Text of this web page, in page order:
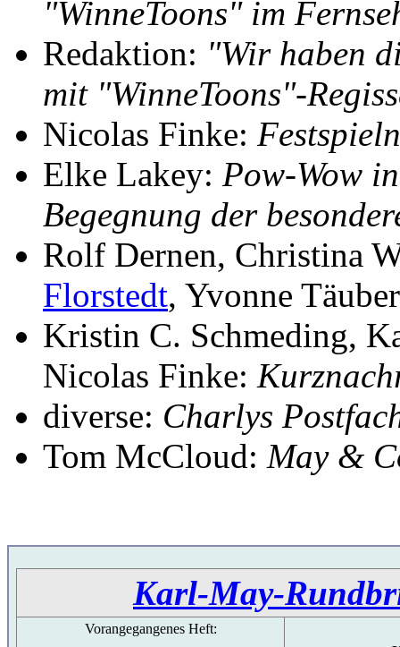
"WinneToons" im
Redaktion: "Wir haben
mit "WinneToons"-
Nicolas Finke:
Elke Lakey: Pow-Wow
Begegnung der
Rolf Dernen, Christina
Florstedt, Yvonne
Kristin C. Schmeding,
Nicolas Finke:
diverse: Charlys
Tom McCloud: May &
Karl-May-
Vorangegangenes Heft: